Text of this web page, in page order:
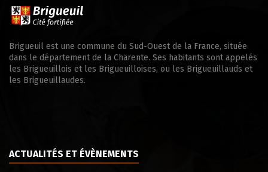
Brigueuil est une commune du Sud-Ouest de la France, située
dans le département de la Charente. Ses habitants sont appelés
les Brigueuillois et les Brigueuilloises, ou les Brigueuillauds et
les Brigueuillaudes.
ACTUALITÉS ET ÉVÈNEMENTS